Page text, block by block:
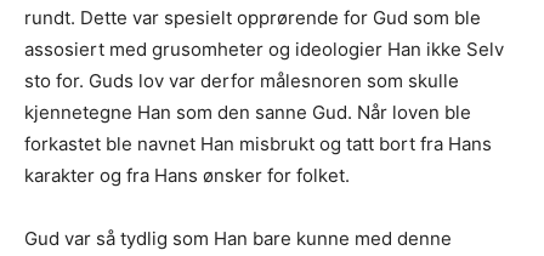
rundt. Dette var spesielt opprørende for Gud som ble
assosiert med grusomheter og ideologier Han ikke Selv
sto for. Guds lov var derfor målesnoren som skulle
kjennetegne Han som den sanne Gud. Når loven ble
forkastet ble navnet Han misbrukt og tatt bort fra Hans
karakter og fra Hans ønsker for folket.
Gud var så tydlig som Han bare kunne med denne